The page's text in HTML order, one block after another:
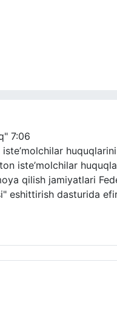
7:06
iste’molchilar
qilish jamiyatlari
eshittirish dasturida